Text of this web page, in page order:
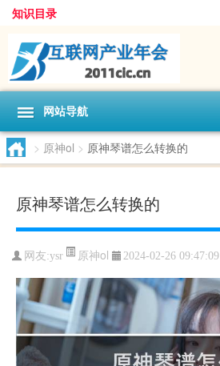
知识目录
网站导航
> 原神ol > 原神琴谱怎么转换的
原神琴谱怎么转换的
网友:ysr 原神ol 2024-02-26 09:47:09